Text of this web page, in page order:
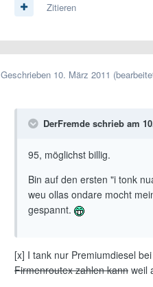
Zitieren
Geschrieben 10. März 2011
DerFremde schrieb am
95, möglichst billig.
Bin auf den ersten "i tonk
weu ollas ondare mocht
gespannt.
[x] I tank nur Premiumdiesel
Firmenroutex zahlen kann weil